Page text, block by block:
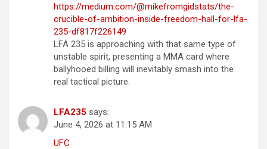
https://medium.com/@mikefromgidstats/the-
crucible-of-ambition-inside-freedom-hall-for-lfa-
235-df817f226149
LFA 235 is approaching with that same type of
unstable spirit, presenting a MMA card where
ballyhooed billing will inevitably smash into the
real tactical picture.
LFA235 says:
June 4, 2026 at 11:15 AM
UFC